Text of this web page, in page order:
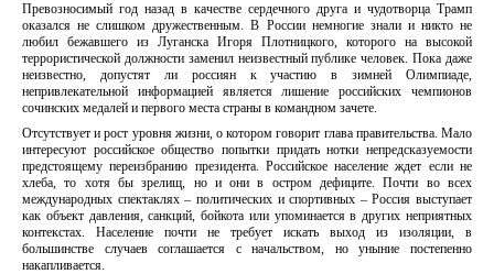
Превозносимый год назад в качестве сердечного друга и чудотворца Трамп
оказался не слишком дружественным. В России немногие знали и никто не
любил бежавшего из Луганска Игоря Плотницкого, которого на высокой
террористической должности заменил неизвестный публике человек. Пока даже
неизвестно, допустят ли россиян к участию в зимней Олимпиаде,
непривлекательной информацией является лишение российских чемпионов
сочинских медалей и первого места страны в командном зачете.
Отсутствует и рост уровня жизни, о котором говорит глава правительства. Мало
интересуют российское общество попытки придать нотки непредсказуемости
предстоящему переизбранию президента. Российское население ждет если не
хлеба, то хотя бы зрелищ, но и они в остром дефиците. Почти во всех
международных спектаклях – политических и спортивных – Россия выступает
как объект давления, санкций, бойкота или упоминается в других неприятных
контекстах. Население почти не требует искать выход из изоляции, в
большинстве случаев соглашается с начальством, но уныние постепенно
накапливается.